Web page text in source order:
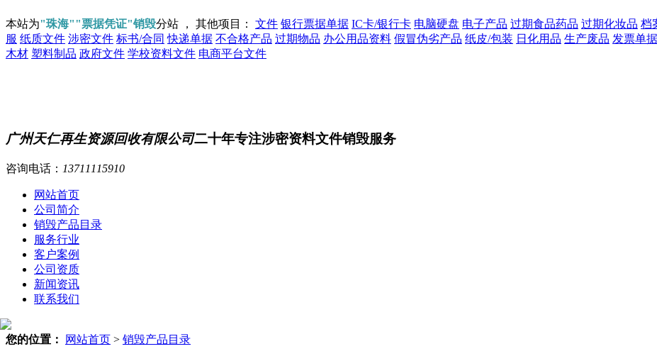
本站为"珠海""票据凭证"销毁分站 ， 其他项目： 文件 银行票据单据 IC卡/银行卡 电脑硬盘 电子产品 过期食品药品 过期化妆品 档
服 纸质文件 涉密文件 标书/合同 快递单据 不合格产品 过期物品 办公用品资料 假冒伪劣产品 纸皮/包装 日化用品 生产废品 发票单据
木材 塑料制品 政府文件 学校资料文件 电商平台文件
广州天仁再生资源回收有限公司二十年专注涉密资料文件销毁服务
咨询电话： 13711115910
网站首页
公司简介
销毁产品目录
服务行业
客户案例
公司资质
新闻资讯
联系我们
您的位置： 网站首页 > 销毁产品目录